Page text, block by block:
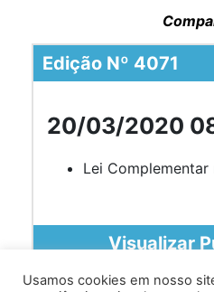
Edição Nº 4071
20/03/2020
Lei
Visualizar
Usamos cookies em nosso